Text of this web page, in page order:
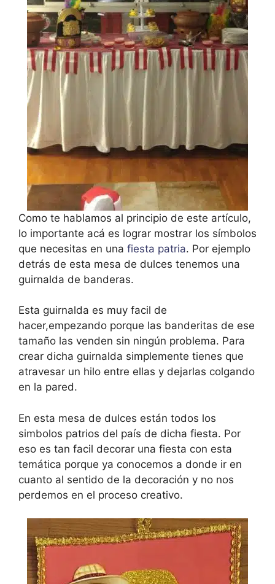
Como te hablamos al principio de este artículo,
lo importante acá es lograr mostrar los símbolos
que necesitas en una fiesta patria. Por ejemplo
detrás de esta mesa de dulces tenemos una
guirnalda de banderas.
Esta guirnalda es muy facil de
hacer,empezando porque las banderitas de ese
tamaño las venden sin ningún problema. Para
crear dicha guirnalda simplemente tienes que
atravesar un hilo entre ellas y dejarlas colgando
en la pared.
En esta mesa de dulces están todos los
simbolos patrios del país de dicha fiesta. Por
eso es tan facil decorar una fiesta con esta
temática porque ya conocemos a donde ir en
cuanto al sentido de la decoración y no nos
perdemos en el proceso creativo.